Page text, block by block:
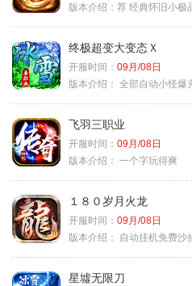
版本介绍： 荐 经典怀旧小极
终极超变大变态Ｘ
开服时间： 09月/08日
版本介绍： 全部自动小怪爆
飞羽三职业
开服时间： 09月/08日
版本介绍： 一个字玩得爽
１８０岁月火龙
开服时间： 09月/08日
版本介绍：
自动挂机免费沙
星墟无限刀